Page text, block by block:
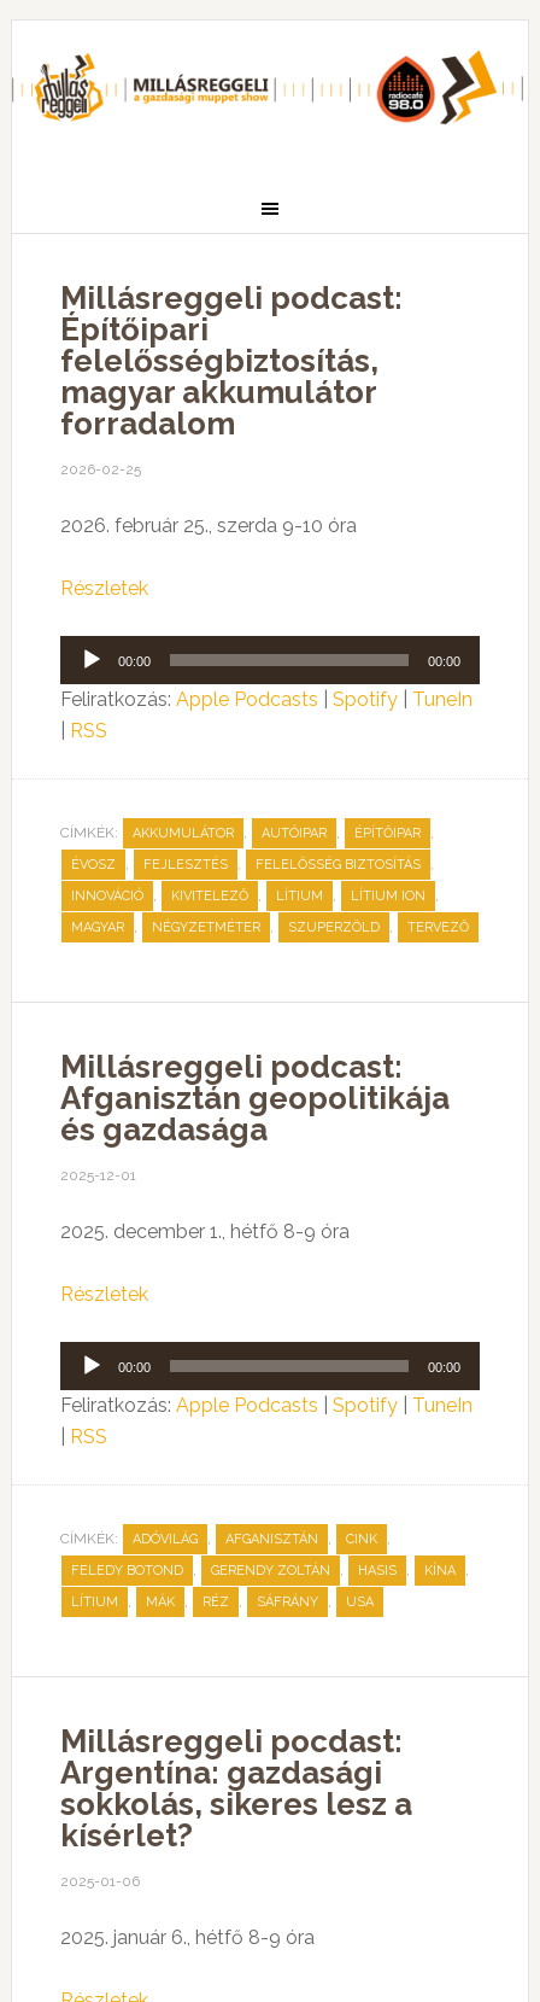
Millásreggeli podcast:
Építőipari
felelősségbiztosítás,
magyar akkumulátor
forradalom
2026-02-25
2026. február 25., szerda 9-10 óra
Részletek
Audió
lejátszó
00:00 00:00
Feliratkozás: Apple Podcasts Spotify| TuneIn
RSS
CÍMKÉK: AKKUMULÁTOR , AUTÓIPAR , ÉPÍTŐIPAR ,
ÉVOSZ , FEJLESZTÉS , FELELŐSSÉG BIZTOSÍTÁS ,
INNOVÁCIÓ , KIVITELEZŐ , LÍTIUM , LÍTIUM ION ,
MAGYAR , NÉGYZETMÉTER , SZUPERZÖLD , TERVEZŐ
Millásreggeli podcast:
Afganisztán geopolitikája
és gazdasága
2025-12-01
2025. december 1., hétfő 8-9 óra
Részletek
Audió
lejátszó
00:00 00:00
Feliratkozás: Apple Podcasts Spotify| TuneIn
RSS
CÍMKÉK: ADÓVILÁG , AFGANISZTÁN , CINK ,
FELEDY BOTOND , GERENDY ZOLTÁN , HASIS , KÍNA ,
LÍTIUM , MÁK , RÉZ , SÁFRÁNY , USA
Millásreggeli pocdast:
Argentína: gazdasági
sokkolás, sikeres lesz a
kísérlet?
2025-01-06
2025. január 6., hétfő 8-9 óra